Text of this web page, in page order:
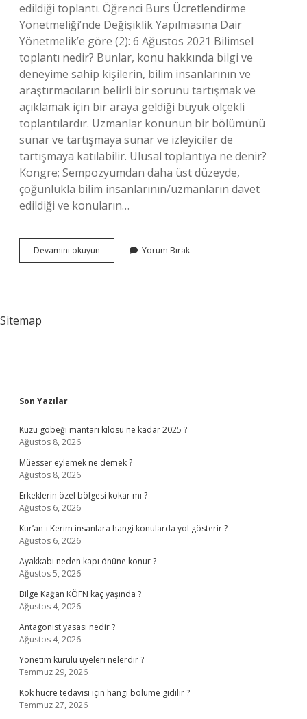
edildiği toplantı. Öğrenci Burs Ücretlendirme
Yönetmeliği’nde Değişiklik Yapılmasına Dair
Yönetmelik’e göre (2): 6 Ağustos 2021 Bilimsel
toplantı nedir? Bunlar, konu hakkında bilgi ve
deneyime sahip kişilerin, bilim insanlarının ve
araştırmacıların belirli bir sorunu tartışmak ve
açıklamak için bir araya geldiği büyük ölçekli
toplantılardır. Uzmanlar konunun bir bölümünü
sunar ve tartışmaya sunar ve izleyiciler de
tartışmaya katılabilir. Ulusal toplantıya ne denir?
Kongre; Sempozyumdan daha üst düzeyde,
çoğunlukla bilim insanlarının/uzmanların davet
edildiği ve konuların…
Devamını okuyun
Bilimsel
Yorum Bırak
Sitemap
Sidebar
Son Yazılar
Kuzu göbeği mantarı kilosu ne kadar 2025 ?
Ağustos 8, 2026
Müesser eylemek ne demek ?
Ağustos 8, 2026
Erkeklerin özel bölgesi kokar mı ?
Ağustos 6, 2026
Kur’an-ı Kerim insanlara hangi konularda yol gösterir ?
Ağustos 6, 2026
Ayakkabı neden kapı önüne konur ?
Ağustos 5, 2026
Bilge Kağan KÖFN kaç yaşında ?
Ağustos 4, 2026
Antagonist yasası nedir ?
Ağustos 4, 2026
Yönetim kurulu üyeleri nelerdir ?
Temmuz 29, 2026
Kök hücre tedavisi için hangi bölüme gidilir ?
Temmuz 27, 2026